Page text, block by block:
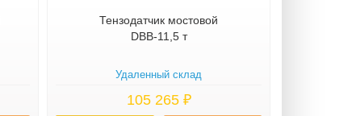
Тензодатчик мостовой
DBB-11,5 т
Удаленный склад
105 265 ₽